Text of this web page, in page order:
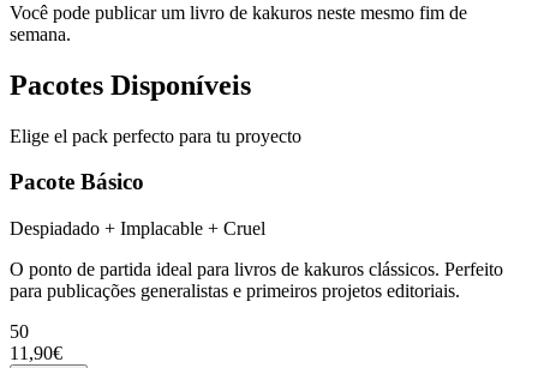
Você pode publicar um livro de kakuros neste mesmo fim de
semana.
Pacotes Disponíveis
Elige el pack perfecto para tu proyecto
Pacote Básico
Despiadado + Implacable + Cruel
O ponto de partida ideal para livros de kakuros clássicos. Perfeito
para publicações generalistas e primeiros projetos editoriais.
50
11,90€